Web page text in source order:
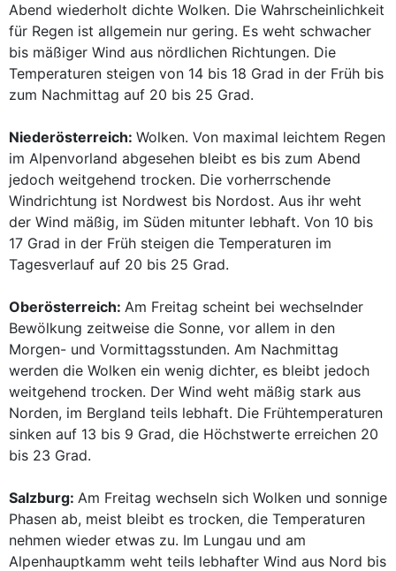
Abend wiederholt dichte Wolken. Die Wahrscheinlichkeit
für Regen ist allgemein nur gering. Es weht schwacher
bis mäßiger Wind aus nördlichen Richtungen. Die
Temperaturen steigen von 14 bis 18 Grad in der Früh bis
zum Nachmittag auf 20 bis 25 Grad.
Niederösterreich: Wolken. Von maximal leichtem Regen
im Alpenvorland abgesehen bleibt es bis zum Abend
jedoch weitgehend trocken. Die vorherrschende
Windrichtung ist Nordwest bis Nordost. Aus ihr weht
der Wind mäßig, im Süden mitunter lebhaft. Von 10 bis
17 Grad in der Früh steigen die Temperaturen im
Tagesverlauf auf 20 bis 25 Grad.
Oberösterreich: Am Freitag scheint bei wechselnder
Bewölkung zeitweise die Sonne, vor allem in den
Morgen- und Vormittagsstunden. Am Nachmittag
werden die Wolken ein wenig dichter, es bleibt jedoch
weitgehend trocken. Der Wind weht mäßig stark aus
Norden, im Bergland teils lebhaft. Die Frühtemperaturen
sinken auf 13 bis 9 Grad, die Höchstwerte erreichen 20
bis 23 Grad.
Salzburg: Am Freitag wechseln sich Wolken und sonnige
Phasen ab, meist bleibt es trocken, die Temperaturen
nehmen wieder etwas zu. Im Lungau und am
Alpenhauptkamm weht teils lebhafter Wind aus Nord bis